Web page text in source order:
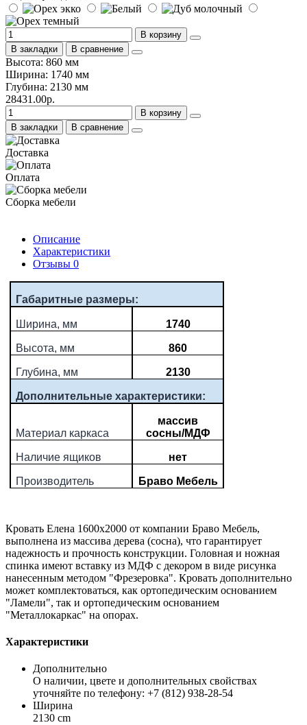
В корзину
В закладки
В сравнение
Высота: 860 мм
Ширина: 1740 мм
Глубина: 2130 мм
28431.00р.
В корзину
В закладки
В сравнение
Доставка
Оплата
Сборка мебели
Описание
Характеристики
Отзывы 0
Габаритные размеры:
Ширина, мм 1740
Высота, мм 860
Глубина, мм 2130
Дополнительные характеристики:
Материал каркаса
массив
сосны/МДФ
Наличие ящиков нет
Производитель Браво Мебель
Кровать Елена 1600х2000 от компании Браво Мебель,
выполнена из массива дерева (сосна), что гарантирует
надежность и прочность конструкции. Головная и ножная
спинка имеют вставку из МДФ с декором в виде рисунка
нанесенным методом "Фрезеровка". Кровать дополнительно
может комплектоваться, как ортопедическим основанием
"Ламели", так и ортопедическим основанием
"Металлокаркас" на опорах.
Характеристики
Дополнительно
О наличии, цвете и дополнительных свойствах
уточняйте по телефону: +7 (812) 938-28-54
Ширина
2130 cm